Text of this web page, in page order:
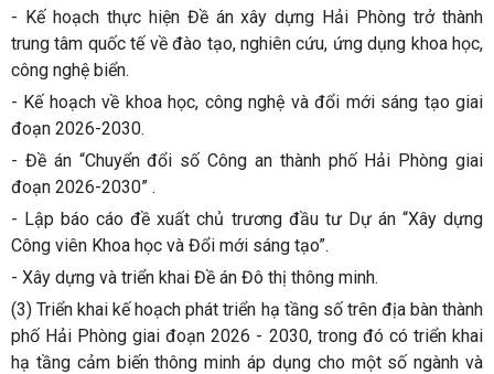
- Kế hoạch thực hiện Đề án xây dựng Hải Phòng trở thành
trung tâm quốc tế về đào tạo, nghiên cứu, ứng dụng khoa học,
công nghệ biển.
- Kế hoạch về khoa học, công nghệ và đổi mới sáng tạo giai
đoạn 2026-2030.
- Đề án “Chuyển đổi số Công an thành phố Hải Phòng giai
đoạn 2026-2030” .
- Lập báo cáo đề xuất chủ trương đầu tư Dự án “Xây dựng
Công viên Khoa học và Đổi mới sáng tạo”.
- Xây dựng và triển khai Đề án Đô thị thông minh.
(3) Triển khai kế hoạch phát triển hạ tầng số trên địa bàn thành
phố Hải Phòng giai đoạn 2026 - 2030, trong đó có triển khai
hạ tầng cảm biến thông minh áp dụng cho một số ngành và